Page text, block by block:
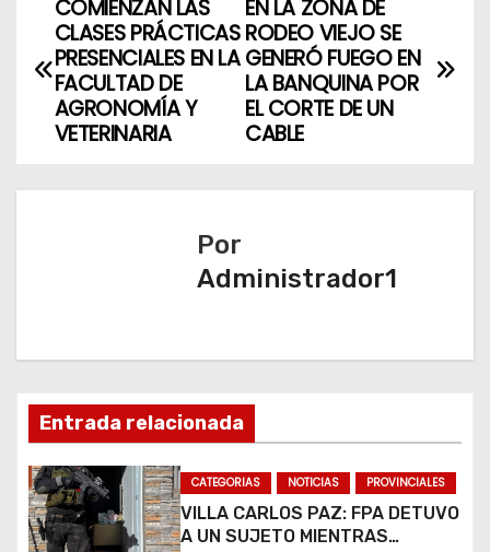
N
a
g
n
d
e
EN LA ZONA DE
RODEO VIEJO SE
GENERÓ FUEGO EN
LA BANQUINA POR
EL CORTE DE UN
CABLE
COMIENZAN LAS
CLASES PRÁCTICAS
PRESENCIALES EN LA
FACULTAD DE
AGRONOMÍA Y
VETERINARIA
Por
Administrador1
Entrada relacionada
CATEGORIAS NOTICIAS PROVINCIALES
VILLA CARLOS PAZ: FPA DETUVO
A UN SUJETO MIENTRAS